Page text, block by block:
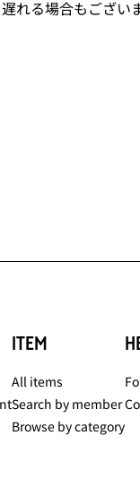
れる場合もございま
ITEM
All items
Search by member
Browse by category